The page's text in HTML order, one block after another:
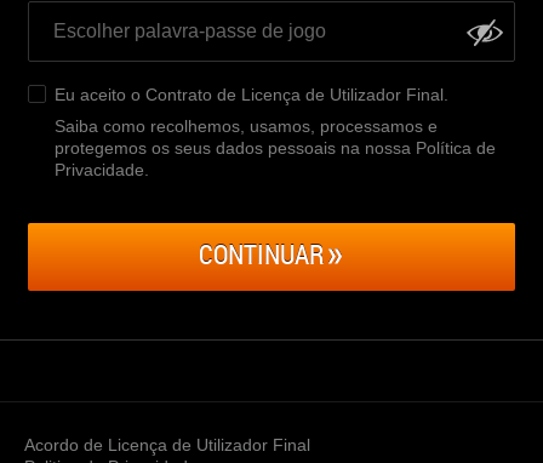
Eu aceito o Contrato de Licença de Utilizador Final
Saiba como recolhemos, usamos, processamos e
protegemos os seus dados pessoais na nossa Política de
Privacidade
CONTINUAR
Acordo de Licença de Utilizador Final